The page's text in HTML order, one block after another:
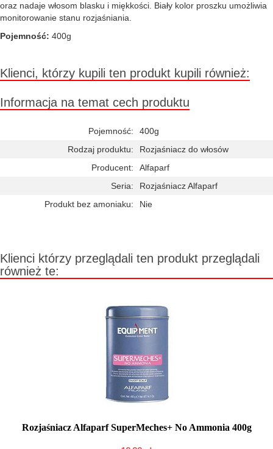
oraz nadaje włosom blasku i miękkości. Biały kolor proszku umożliwia
monitorowanie stanu rozjaśniania.
Pojemność: 400g
Klienci, którzy kupili ten produkt kupili również:
Informacja na temat cech produktu
Pojemność:
400g
Rodzaj produktu:
Rozjaśniacz do włosów
Producent:
Alfaparf
Seria:
Rozjaśniacz Alfaparf
Produkt bez amoniaku:
Nie
Klienci którzy przeglądali ten produkt przeglądali
również te:
Rozjaśniacz Alfaparf SuperMeches+ No Ammonia 400g